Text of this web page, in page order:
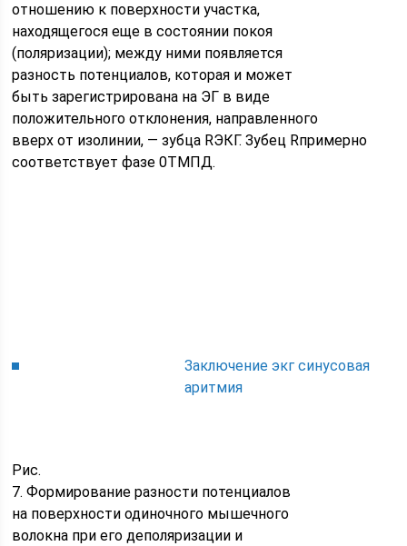
отношению к поверхности участка,
находящегося еще в состоянии покоя
(поляризации); между ними появляется
разность потенциалов, которая и может
быть зарегистрирована на ЭГ в виде
положительного отклонения, направленного
вверх от изолинии, — зубца RЭКГ. Зубец Rпримерно
соответствует фазе 0ТМПД.
Заключение экг синусовая
аритмия
Рис.
7. Формирование разности потенциалов
на поверхности одиночного мышечного
волокна при его деполяризации и